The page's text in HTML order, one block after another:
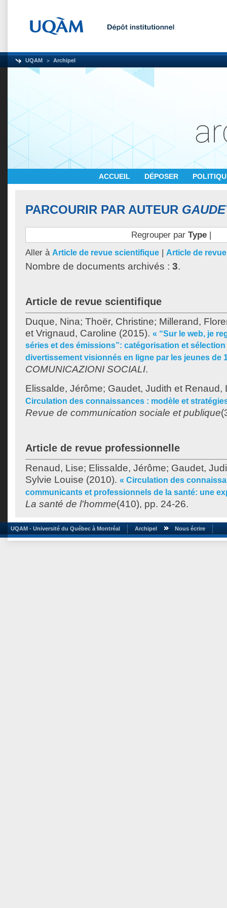
UQAM Archipel
ACCUEIL DÉPOSER
PARCOURIR PAR AUTEUR
Regrouper par Type|
Aller à Article de revue scientifique | Article de
Nombre de documents archivés : 3.
Article de revue scientifique
Duque, Nina; Thoër, Christine; Millerand,
et Vrignaud, Caroline (2015). « “Sur le web, je
séries et des émissions”: catégorisation et
divertissement visionnés en ligne par les jeunes de
COMUNICAZIONI SOCIALI.
Elissalde, Jérôme; Gaudet, Judith et Renaud,
Circulation des connaissances : modèle et
Revue de communication sociale et publique
Article de revue professionnelle
Renaud, Lise; Elissalde, Jérôme; Gaudet,
Sylvie Louise (2010). « Circulation des
communicants et professionnels de la santé: une
La santé de l'homme(410), pp. 24-26.
UQAM - Université du Québec à Montréal Archipel Nous écrire